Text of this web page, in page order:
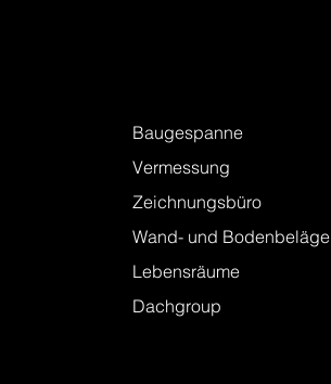
Baugespanne
Vermessung
Zeichnungsbüro
Wand- und Bodenbeläge
Lebensräume
Dachgroup